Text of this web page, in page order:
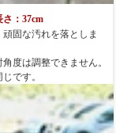
：37cm
固な汚れを落としま
度は調整できません。
です。